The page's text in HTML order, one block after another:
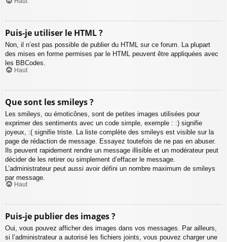
Puis-je utiliser le HTML ?
Non, il n’est pas possible de publier du HTML sur ce forum. La plupart
des mises en forme permises par le HTML peuvent être appliquées avec
les BBCodes.
Haut
Que sont les smileys ?
Les smileys, ou émoticônes, sont de petites images utilisées pour
exprimer des sentiments avec un code simple, exemple : :) signifie
joyeux, :( signifie triste. La liste complète des smileys est visible sur la
page de rédaction de message. Essayez toutefois de ne pas en abuser.
Ils peuvent rapidement rendre un message illisible et un modérateur peut
décider de les retirer ou simplement d’effacer le message.
L’administrateur peut aussi avoir défini un nombre maximum de smileys
par message.
Haut
Puis-je publier des images ?
Oui, vous pouvez afficher des images dans vos messages. Par ailleurs,
si l’administrateur a autorisé les fichiers joints, vous pouvez charger une